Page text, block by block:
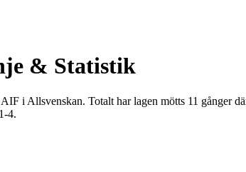
& Statistik
i Allsvenskan. Totalt har lagen mötts 11 gånger
4.